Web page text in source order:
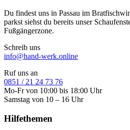
Du findest uns in Passau im
parkst siehst du bereits unser
Fußgängerzone.
Schreib uns
info@hand-werk.online
Ruf uns an
0851 / 21 24 73 76
Mo-Fr von 10:00 bis 18:00 Uhr
Samstag von 10 – 16 Uhr
Hilfethemen